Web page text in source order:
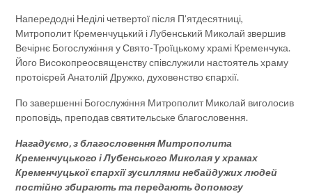
Напередодні Неділі четвертої після П’ятдесятниці,
Митрополит Кременчуцький і Лубенський Миколай звершив
Вечірнє Богослужіння у Свято-Троїцькому храмі Кременчука.
Його Високопреосвященству співслужили настоятель храму
протоієрей Анатолій Дружко, духовенство єпархії.
По завершенні Богослужіння Митрополит Миколай виголосив
проповідь, преподав святительське благословення.
Нагадуємо, з благословення Митрополита
Кременчуцького і Лубенського Миколая у храмах
Кременчуцької єпархії зусиллями небайдужих людей
постійно збирають та передають допомогу